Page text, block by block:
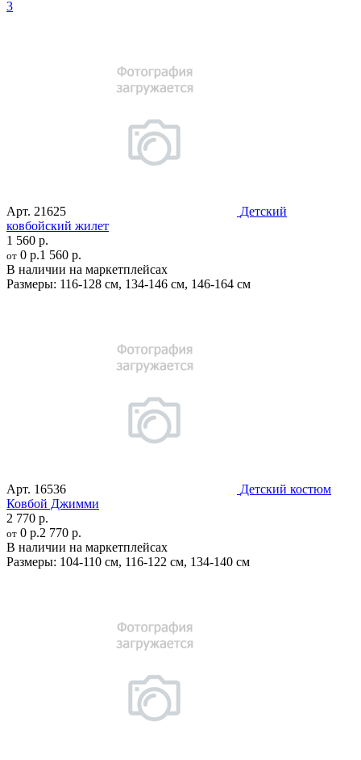
3
Арт. 21625
Детский
ковбойский жилет
1 560 р.
от 0 р.1 560 р.
В наличии на маркетплейсах
Размеры: 116-128 см, 134-146 см, 146-164 см
Арт. 16536
Детский костюм
Ковбой Джимми
2 770 р.
от 0 р.2 770 р.
В наличии на маркетплейсах
Размеры: 104-110 см, 116-122 см, 134-140 см